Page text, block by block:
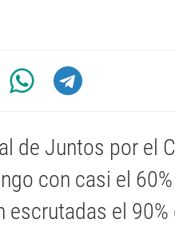
de Juntos por el
con casi el
escrutadas el